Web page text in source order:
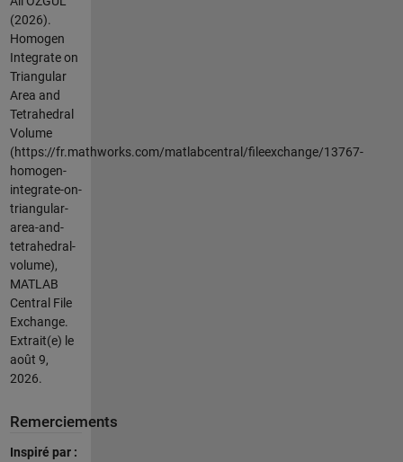
(2026).
Homogen
Integrate on
Triangular
Area and
Tetrahedral
Volume
(https://fr.mathworks.com/matlabcentral/fileexchange/13767-
homogen-
integrate-on-
triangular-
area-and-
tetrahedral-
volume),
MATLAB
Central File
Exchange.
Extrait(e) le
août 9,
2026.
Remerciements
Inspiré par :